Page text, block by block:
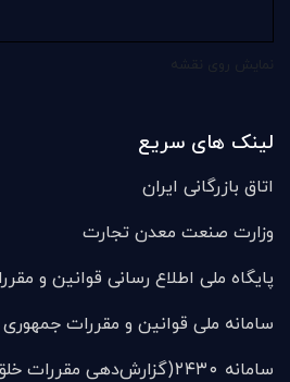
لینک های سریع
اتاق بازرگانی ایران
وزارت صنعت معدن تجارت
پایگاه ملی اطلاع رسانی قوانین و
سامانه ملی قوانين و مقررات جمهوری
سامانه ۲۴۳۰(گزارش‌دهی مقررات خلق الساعه)